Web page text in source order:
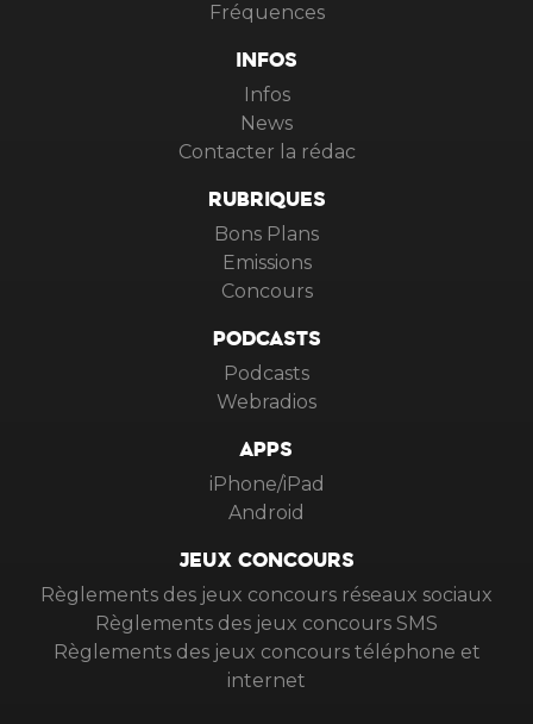
Fréquences
INFOS
Infos
News
Contacter la rédac
RUBRIQUES
Bons Plans
Emissions
Concours
PODCASTS
Podcasts
Webradios
APPS
iPhone/iPad
Android
JEUX CONCOURS
Règlements des jeux concours réseaux sociaux
Règlements des jeux concours SMS
Règlements des jeux concours téléphone et
internet